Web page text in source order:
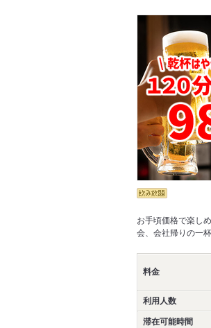
お手頃価格で楽し
会、会社帰りの一
料金
利用人数
滞在可能時間